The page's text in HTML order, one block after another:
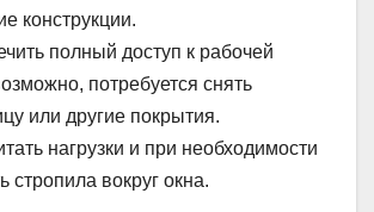
конструкции.
полный доступ к рабочей
потребуется снять
или другие покрытия.
нагрузки и при необходимости
стропила вокруг окна.